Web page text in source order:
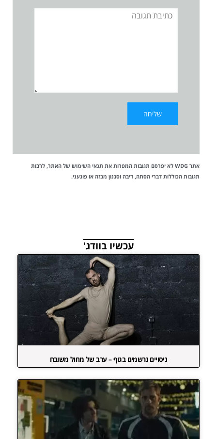
תגובה
אתר WDG לא יפרסם תגובות המפרות את תנאי השימוש של האתר, לרבות
תגובות הכוללות דברי הסתה, דיבה וסגנון מבזה או פוגעני.
עכשיו בוודג'
ניסויים נרשמים בגוף – ערב של מחול משובח